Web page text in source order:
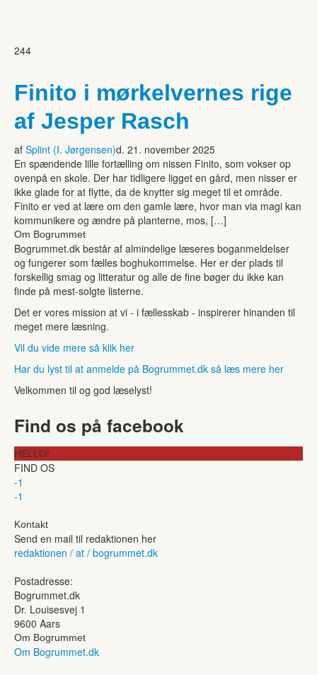
244
Finito i mørkelvernes rige
af Jesper Rasch
af Splint (I. Jørgensen)d. 21. november 2025
En spændende lille fortælling om nissen Finito, som vokser op
ovenpå en skole. Der har tidligere ligget en gård, men nisser er
ikke glade for at flytte, da de knytter sig meget til et område.
Finito er ved at lære om den gamle lære, hvor man via magi kan
kommunikere og ændre på planterne, mos, […]
Om Bogrummet
Bogrummet.dk består af almindelige læseres boganmeldelser
og fungerer som fælles boghukommelse. Her er der plads til
forskellig smag og litteratur og alle de fine bøger du ikke kan
finde på mest-solgte listerne.
Det er vores mission at vi - i fællesskab - inspirerer hinanden til
meget mere læsning.
Vil du vide mere så klik her
Har du lyst til at anmelde på Bogrummet.dk så læs mere her
Velkommen til og god læselyst!
Find os på facebook
HELLO!
FIND OS
-1
-1
Kontakt
Send en mail til redaktionen her
redaktionen / at / bogrummet.dk
Postadresse:
Bogrummet.dk
Dr. Louisesvej 1
9600 Aars
Om Bogrummet
Om Bogrummet.dk